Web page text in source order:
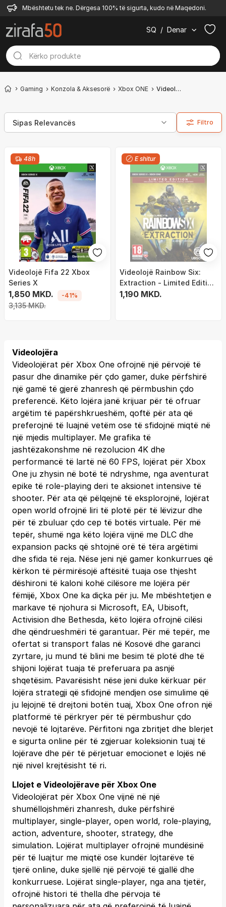
Mbështetu tek ne. Dërgesa 100% të sigurta, kudo në Maqedoni.
SQ / Denar
Gaming Konzola & Aksesorë Xbox ONE Videolojëra
Filtro
48h
Videolojë Fifa 22 Xbox
Series X
1,850 MKD.
3,135 MKD.
-41%
E shitur
Videolojë Rainbow Six:
Extraction - Limited Edition
(Xbox)
1,190 MKD.
Videolojëra
Videolojërat për Xbox One ofrojnë një përvojë të
pasur dhe dinamike për çdo gamer, duke përfshirë
një gamë të gjerë zhanresh që përmbushin çdo
preferencë. Këto lojëra janë krijuar për të ofruar
argëtim të papërshkrueshëm, qoftë për ata që
preferojnë të luajnë vetëm ose të sfidojnë miqtë në
një mjedis multiplayer. Me grafika të
jashtëzakonshme në rezolucion 4K dhe
performancë të lartë në 60 FPS, lojërat për Xbox
One ju zhysin në botë të ndryshme, nga aventurat
epike të role-playing deri te aksionet intensive të
shooter. Për ata që pëlqejnë të eksplorojnë, lojërat
open world ofrojnë liri të plotë për të lëvizur dhe
për të zbuluar çdo cep të botës virtuale. Për më
tepër, shumë nga këto lojëra vijnë me DLC dhe
expansion packs që shtojnë orë të tëra argëtimi
dhe sfida të reja. Nëse jeni një gamer konkurrues që
kërkon të përmirësojë aftësitë tuaja ose thjesht
dëshironi të kaloni kohë cilësore me lojëra për
fëmijë, Xbox One ka diçka për ju. Me mbështetjen e
markave të njohura si Microsoft, EA, Ubisoft,
Activision dhe Bethesda, këto lojëra ofrojnë cilësi
dhe qëndrueshmëri të garantuar. Për më tepër, me
ofertat si transport falas në Kosovë dhe garanci
zyrtare, ju mund të blini me besim të plotë dhe të
shijoni lojërat tuaja të preferuara pa asnjë
shqetësim. Pavarësisht nëse jeni duke kërkuar për
lojëra strategji që sfidojnë mendjen ose simulime që
ju lejojnë të drejtoni botën tuaj, Xbox One ofron një
platformë të përkryer për të përmbushur çdo
nevojë të lojtarëve. Përfitoni nga zbritjet dhe blerjet
e sigurta online për të zgjeruar koleksionin tuaj të
lojërave dhe për të përjetuar emocionet e lojës në
një nivel krejtësisht të ri.
Llojet e Videolojërave për Xbox One
Videolojërat për Xbox One vijnë në një
shumëllojshmëri zhanresh, duke përfshirë
multiplayer, single-player, open world, role-playing,
action, adventure, shooter, strategy, dhe
simulation. Lojërat multiplayer ofrojnë mundësinë
për të luajtur me miqtë ose kundër lojtarëve të
tjerë online, duke sjellë një përvojë të gjallë dhe
konkurruese. Lojërat single-player, nga ana tjetër,
ofrojnë histori të thella dhe përvoja të